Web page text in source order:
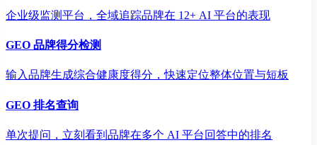
企业级监测平台，全域追踪品牌在 12+ AI 平台的表现
GEO 品牌得分检测
输入品牌生成综合健康度得分，快速定位整体位置与短板
GEO 排名查询
单次提问，立刻看到品牌在多个 AI 平台回答中的排名